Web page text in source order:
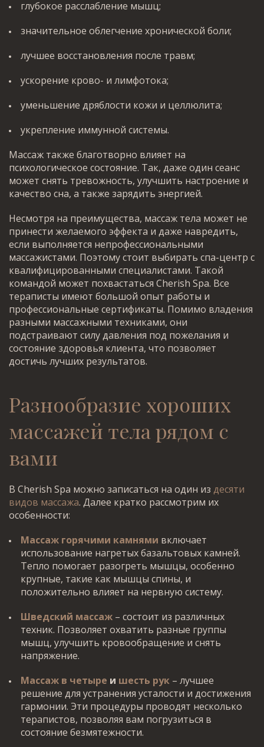
глубокое расслабление мышц;
значительное облегчение хронической боли;
лучшее восстановления после травм;
ускорение крово- и лимфотока;
уменьшение дряблости кожи и целлюлита;
укрепление иммунной системы.
Массаж также благотворно влияет на
психологическое состояние. Так, даже один сеанс
может снять тревожность, улучшить настроение и
качество сна, а также зарядить энергией.
Несмотря на преимущества, массаж тела может не
принести желаемого эффекта и даже навредить,
если выполняется непрофессиональными
массажистами. Поэтому стоит выбирать спа-центр с
квалифицированными специалистами. Такой
командой может похвастаться Cherish Spa. Все
тераписты имеют большой опыт работы и
профессиональные сертификаты. Помимо владения
разными массажными техниками, они
подстраивают силу давления под пожелания и
состояние здоровья клиента, что позволяет
достичь лучших результатов.
Разнообразие хороших
массажей тела рядом с
вами
В Cherish Spa можно записаться на один из десяти
видов массажа. Далее кратко рассмотрим их
особенности:
Массаж горячими камнями включает
использование нагретых базальтовых камней.
Тепло помогает разогреть мышцы, особенно
крупные, такие как мышцы спины, и
положительно влияет на нервную систему.
Шведский массаж – состоит из различных
техник. Позволяет охватить разные группы
мышц, улучшить кровообращение и снять
напряжение.
Массаж в четыре и шесть рук – лучшее
решение для устранения усталости и достижения
гармонии. Эти процедуры проводят несколько
терапистов, позволяя вам погрузиться в
состояние безмятежности.